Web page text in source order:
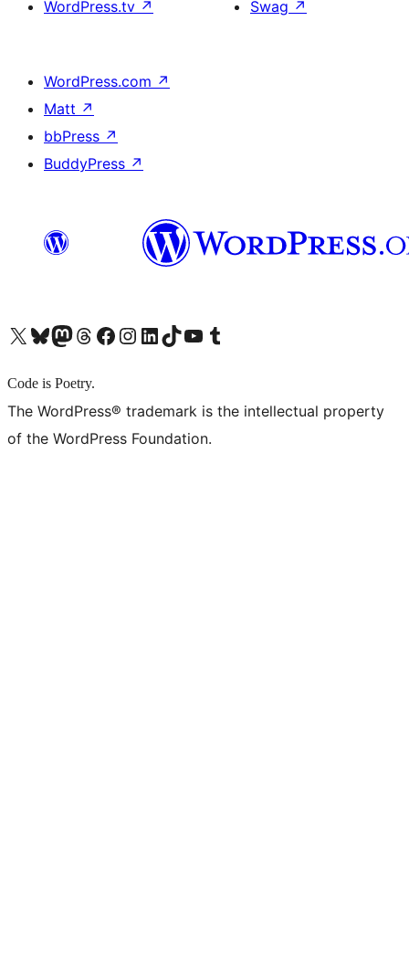
WordPress.tv ↗
Swag ↗
WordPress.com ↗
Matt ↗
bbPress ↗
BuddyPress ↗
X (旧 Twitter) アカウントへBluesky アカウントへMastodon アカウントへThreads アカウントへ Facebook ページへInstagram アカウントへ LinkedIn アカウントへTikTok アカウントへYouTube チャンネルへ Tumblr アカウントへ
Code is Poetry.
The WordPress® trademark is the intellectual property
of the WordPress Foundation.